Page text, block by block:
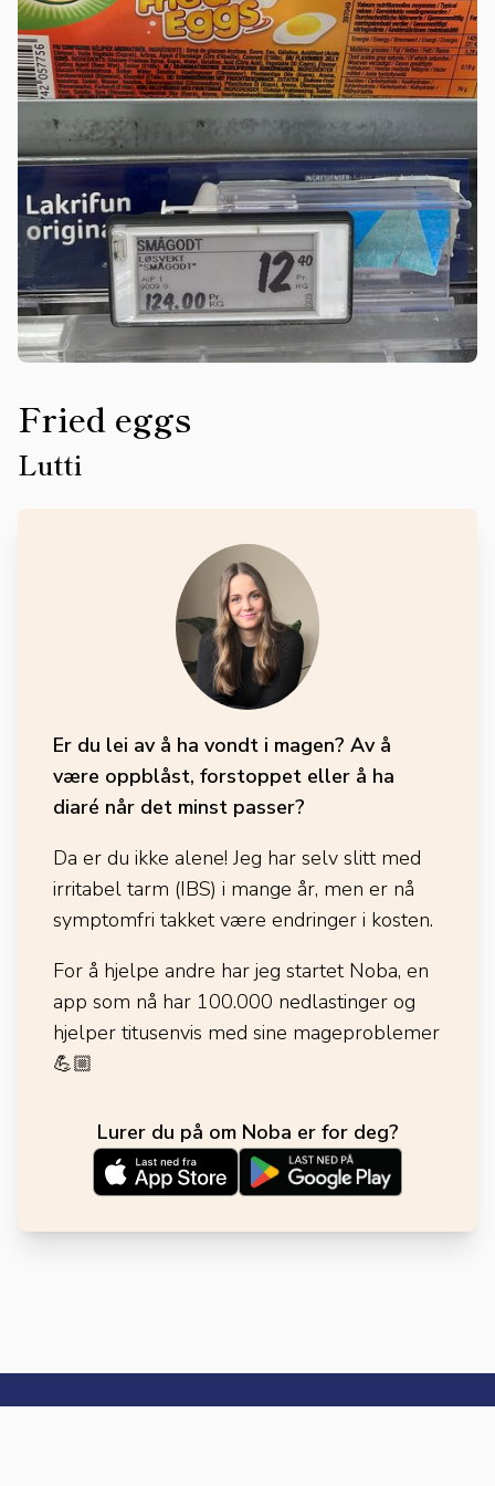
Fried eggs
Lutti
Er du lei av å ha vondt i magen? Av å
være oppblåst, forstoppet eller å ha
diaré når det minst passer?
Da er du ikke alene! Jeg har selv slitt med
irritabel tarm (IBS) i mange år, men er nå
symptomfri takket være endringer i kosten.
For å hjelpe andre har jeg startet Noba, en
app som nå har 100.000 nedlastinger og
hjelper titusenvis med sine mageproblemer
💪🏼
Lurer du på om Noba er for deg?